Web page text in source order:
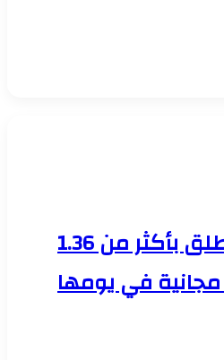
«100 يوم صحة» تنطلق بأكثر من 1.36
في يومها